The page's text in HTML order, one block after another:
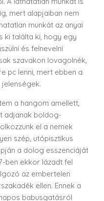
mert alapjaiban nem
munkát az anyai
ki találta ki, hogy egy
és felnevelni
szavakon lovagolnék,
pc lenni, mert ebben a
a hangom amellett,
adjanak boldog-
el a nemek
szép, utópisztikus
a dolog esszenciáját
ben ekkor lázadt fel
az embertelen
ellen. Ennek a
babusgatásról